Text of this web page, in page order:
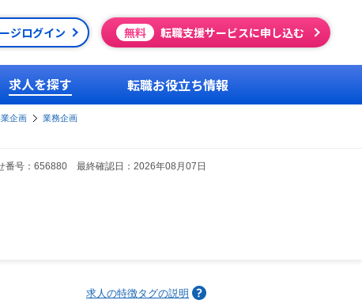
ジログイン 無料 転職支援サービスに申し込む
求人を探す 転職お役立ち情報
企画
業務企画
番号：656880 最終確認日：2026年08月07日
求人の特徴タグの説明